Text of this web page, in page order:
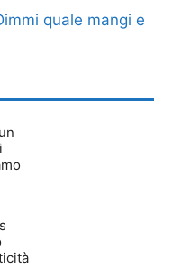
quale mangi e